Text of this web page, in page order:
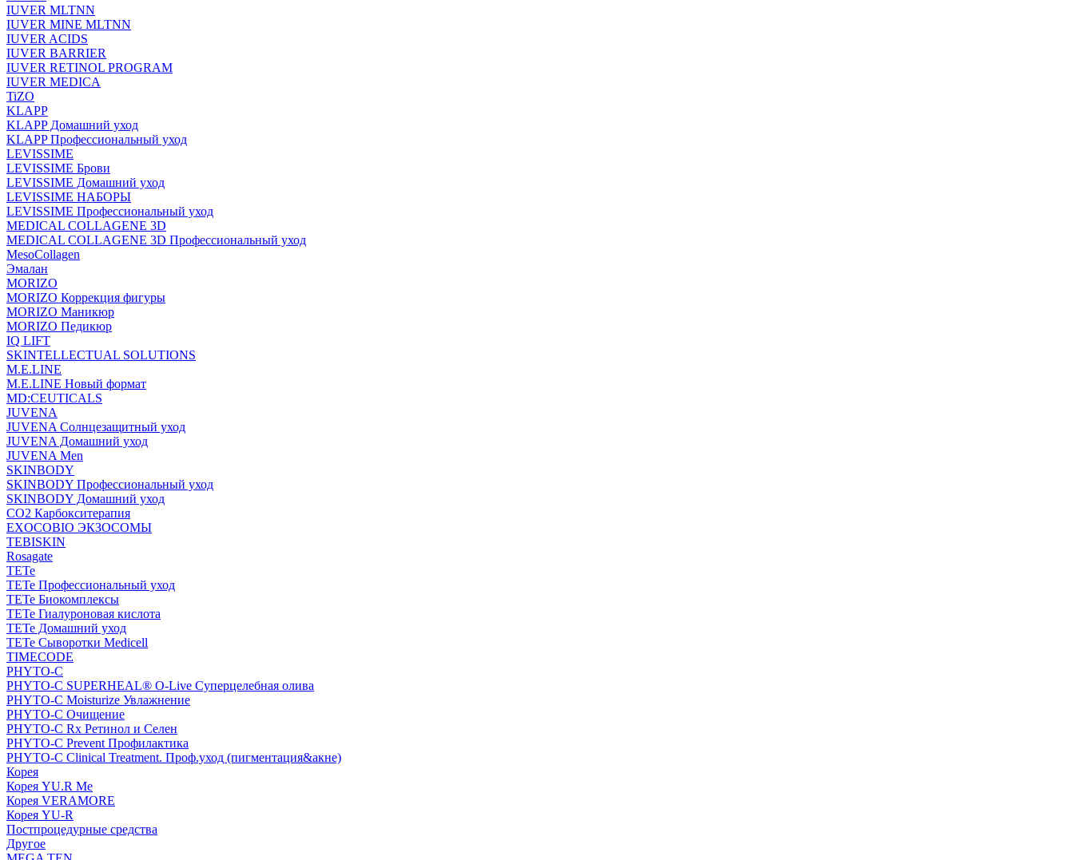
IUVER MLTNN
IUVER MINE MLTNN
IUVER ACIDS
IUVER BARRIER
IUVER RETINOL PROGRAM
IUVER MEDICA
TiZO
KLAPP
KLAPP Домашний уход
KLAPP Профессиональный уход
LEVISSIME
LEVISSIME Брови
LEVISSIME Домашний уход
LEVISSIME НАБОРЫ
LEVISSIME Профессиональный уход
MEDICAL COLLAGENE 3D
MEDICAL COLLAGENE 3D Профессиональный уход
MesoCollagen
Эмалан
MORIZO
MORIZO Коррекция фигуры
MORIZO Маникюр
MORIZO Педикюр
IQ LIFT
SKINTELLECTUAL SOLUTIONS
M.E.LINE
M.E.LINE Новый формат
MD:CEUTICALS
JUVENA
JUVENA Солнцезащитный уход
JUVENA Домашний уход
JUVENA Men
SKINBODY
SKINBODY Профессиональный уход
SKINBODY Домашний уход
CO2 Карбокситерапия
EXOCOBIO ЭКЗОСОМЫ
TEBISKIN
Rosagate
TETe
TETe Профессиональный уход
TETe Биокомплексы
TETe Гиалуроновая кислота
TETe Домашний уход
TETe Сыворотки Medicell
TIMECODE
PHYTO-C
PHYTO-C SUPERHEAL® O-Live Суперцелебная олива
PHYTO-C Moisturize Увлажнение
PHYTO-C Очищение
PHYTO-C Rx Ретинол и Селен
PHYTO-C Prevent Профилактика
PHYTO-C Clinical Treatment. Проф.уход (пигментация&акне)
Корея
Корея YU.R Me
Корея VERAMORE
Корея YU-R
Постпроцедурные средства
Другое